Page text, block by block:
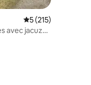
: 4,89 sur 5
Évaluation
5 (215)
avec jacuzzi